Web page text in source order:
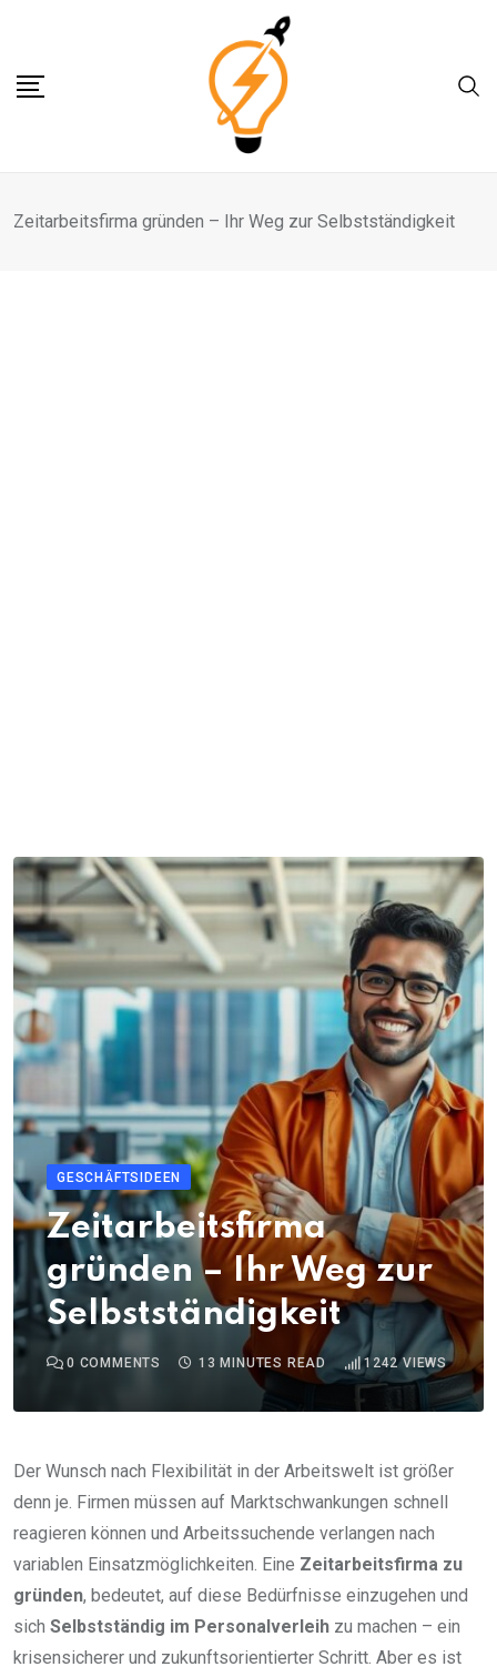
content
Zeitarbeitsfirma gründen – Ihr Weg zur Selbstständigkeit
GESCHÄFTSIDEEN
Zeitarbeitsfirma
gründen – Ihr Weg zur
Selbstständigkeit
0 COMMENTS 13 MINUTES READ 1242VIEWS
Der Wunsch nach Flexibilität in der Arbeitswelt ist größer
denn je. Firmen müssen auf Marktschwankungen schnell
reagieren können und Arbeitssuchende verlangen nach
variablen Einsatzmöglichkeiten. Eine Zeitarbeitsfirma zu
gründen, bedeutet, auf diese Bedürfnisse einzugehen und
sich Selbstständig im Personalverleih zu machen – ein
krisensicherer und zukunftsorientierter Schritt. Aber es ist